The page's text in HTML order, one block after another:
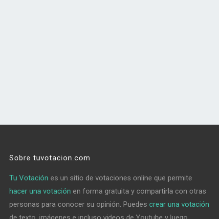
Sobre tuvotacion.com
Tu Votación es un sitio de votaciones online que permite
hacer una votación en forma gratuita y compartirla con otras
personas para conocer su opinión. Puedescrear una votación